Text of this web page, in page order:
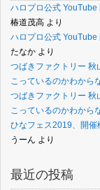
ハロプロ公式
椿道茂高 より
ハロプロ公式
たなか より
つばきファクトリー 秋
こっているのかわから
つばきファクトリー 秋
こっているのかわから
ひなフェス2019、開催
うーん より
最近の投稿